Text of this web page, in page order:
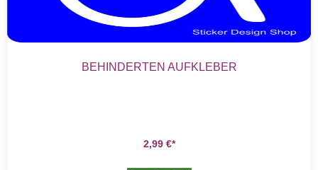
BEHINDERTEN AUFKLEBER
2,99 €